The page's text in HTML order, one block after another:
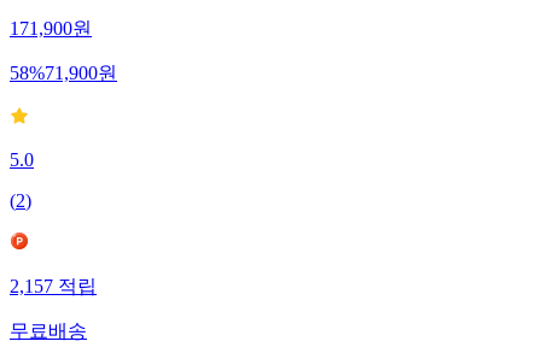
171,900원
58%71,900원
5.0
(2)
2,157적립
무료배송